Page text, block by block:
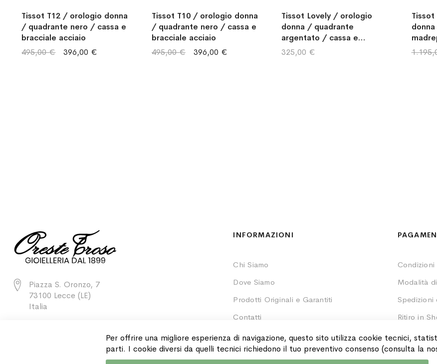
Tissot T12 / orologio donna
/ quadrante nero / cassa e
bracciale acciaio
396,00 €
495,00 €
Tissot T10 / orologio donna
/ quadrante nero / cassa e
bracciale acciaio
396,00 €
495,00 €
Tissot Lovely / orologio
donna / quadrante
argentato / cassa e
bracciale acciaio
325,00 €
e
Piazza S. Oronzo, 7
73100 Lecce (LE)
Italia
INFORMAZIONI
Chi Siamo
Dove Siamo
Prodotti Originali e Garantiti
Contatti
Modalità
Spedizioni
Ritiro in
Per offrire una migliore esperienza di navigazione, questo sito utilizza cookie tecnici,
parti. I cookie diversi da quelli tecnici richiedono il tuo preventivo consenso (consulta la